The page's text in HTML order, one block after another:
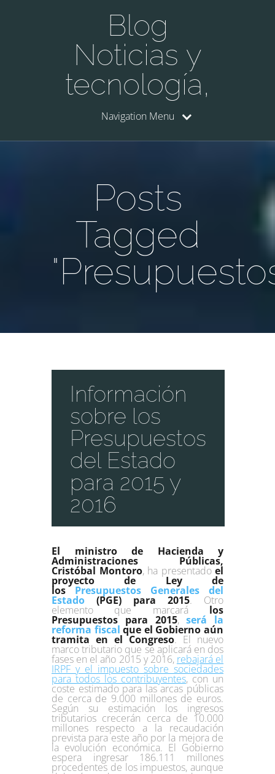
Blog
Noticias y
tecnología,
Navigation Menu
Posts
Tagged
Información
sobre los
Presupuestos
del Estado
para 2015 y
2016
El ministro de Hacienda y
Administraciones Públicas,
Cristóbal Montoro, ha presentado el
proyecto de Ley de
los Presupuestos Generales del
Estado (PGE) para 2015. Otro
elemento que marcará los
Presupuestos para 2015,será la
reforma fiscal que el Gobierno aún
tramita en el Congreso. El nuevo
marco tributario que se aplicará en dos
fases en el año 2015 y 2016, rebajará el
IRPF y el impuesto sobre sociedades
para todos los contribuyentes, con un
coste estimado para las arcas públicas
de cerca de 9.000 millones de euros.
Según su estimación los ingresos
tributarios crecerán cerca de 10.000
millones respecto a la recaudación
prevista para este año por la mejora de
la evolución económica. El Gobierno
espera ingresar 186.111 millones
procedentes de los impuestos, aunque